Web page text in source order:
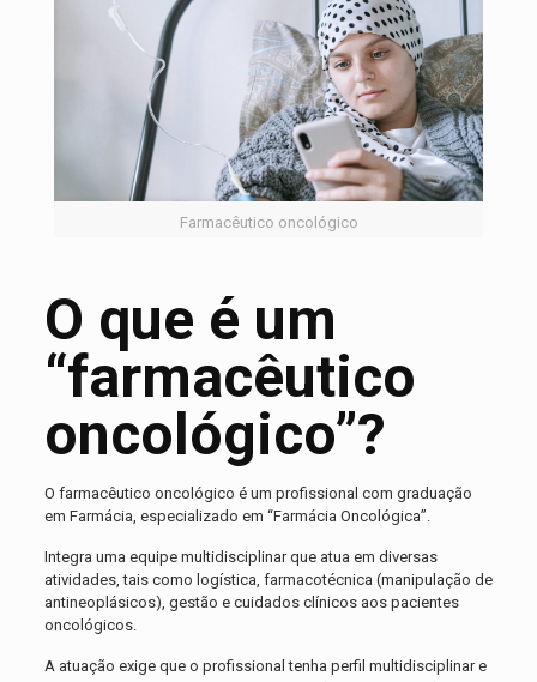
Farmacêutico oncológico
O que é um
“farmacêutico
oncológico”?
O farmacêutico oncológico é um profissional com graduação
em Farmácia, especializado em “Farmácia Oncológica”.
Integra uma equipe multidisciplinar que atua em diversas
atividades, tais como logística, farmacotécnica (manipulação de
antineoplásicos), gestão e cuidados clínicos aos pacientes
oncológicos.
A atuação exige que o profissional tenha perfil multidisciplinar e